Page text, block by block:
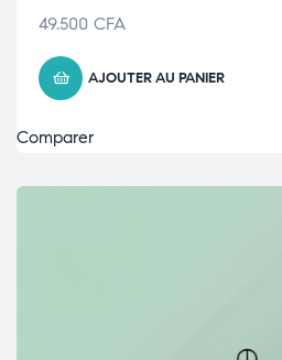
49.500 CFA
AJOUTER AU PANIER
Comparer